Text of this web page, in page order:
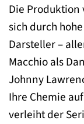
Die Produktion
sich durch
Darsteller –
Macchio als
Johnny
Ihre Chemie
verleiht der